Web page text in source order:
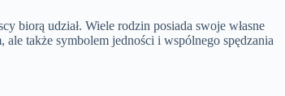
biorą udział. Wiele rodzin posiada swoje własne
także symbolem jedności i wspólnego spędzania